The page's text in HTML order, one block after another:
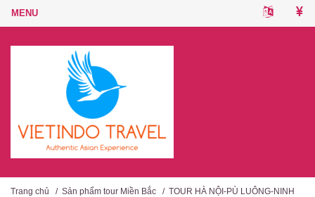
Trang chủ / Sản phẩm tour Miền Bắc / TOUR HÀ NỘI-PÙ LUÔNG-NINH